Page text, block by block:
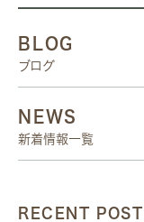
BLOG
ブログ
NEWS
新着情報一覧
RECENT